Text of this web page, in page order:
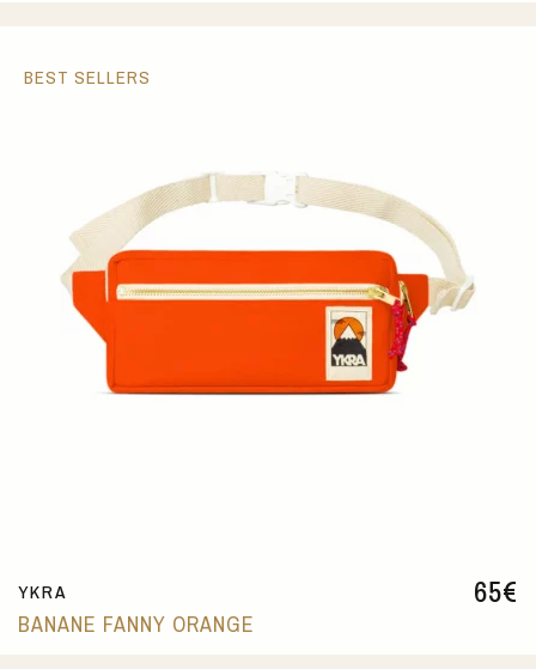
65€
YKRA
BANANE FANNY ORANGE
BEST SELLERS